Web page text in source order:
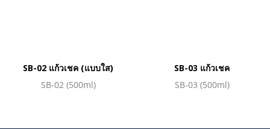
SB-02 แก้วเชค (แบบใส)
SB-02 (500ml)
SB-03 แก้วเชค
SB-03 (500ml)